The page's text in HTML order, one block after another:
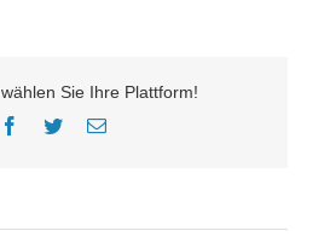
Sie Ihre Plattform!
Facebook
TwitterE-